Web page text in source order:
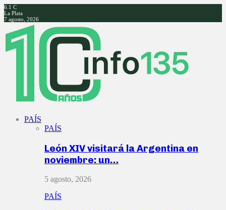
6.1 C
La Plata
7 agosto, 2026
Facebook
Twitter
Instagram
Youtube
PAÍS
PAÍS
León XIV visitará la Argentina en
noviembre: un…
5 agosto, 2026
PAÍS